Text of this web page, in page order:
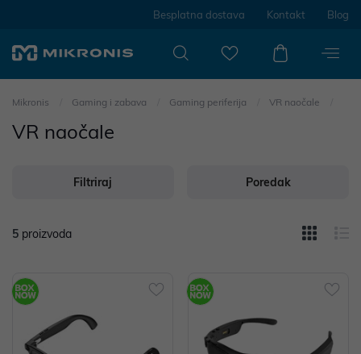
Besplatna dostava Kontakt Blog
Mikronis Gaming i zabava Gaming periferija VR naočale
VR naočale
Filtriraj Poredak
5 proizvoda